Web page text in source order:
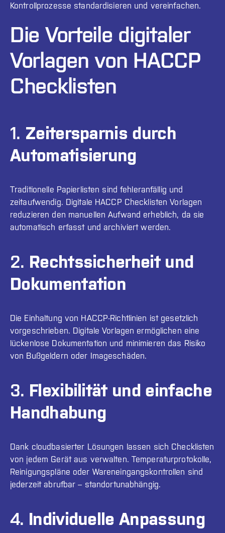
Kontrollprozesse standardisieren und vereinfachen.
Die Vorteile digitaler
Vorlagen von HACCP
Checklisten
1. Zeitersparnis durch
Automatisierung
Traditionelle Papierlisten sind fehleranfällig und
zeitaufwendig. Digitale HACCP Checklisten Vorlagen
reduzieren den manuellen Aufwand erheblich, da sie
automatisch erfasst und archiviert werden.
2. Rechtssicherheit und
Dokumentation
Die Einhaltung von HACCP-Richtlinien ist gesetzlich
vorgeschrieben. Digitale Vorlagen ermöglichen eine
lückenlose Dokumentation und minimieren das Risiko
von Bußgeldern oder Imageschäden.
3. Flexibilität und einfache
Handhabung
Dank cloudbasierter Lösungen lassen sich Checklisten
von jedem Gerät aus verwalten. Temperaturprotokolle,
Reinigungspläne oder Wareneingangskontrollen sind
jederzeit abrufbar – standortunabhängig.
4. Individuelle Anpassung